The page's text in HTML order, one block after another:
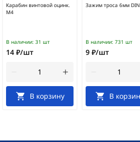
Карабин винтовой оцинк.
М4
В наличии: 31 шт
14 ₽/шт
В корзину
Зажим троса 6мм
В наличии: 731 шт
9 ₽/шт
В